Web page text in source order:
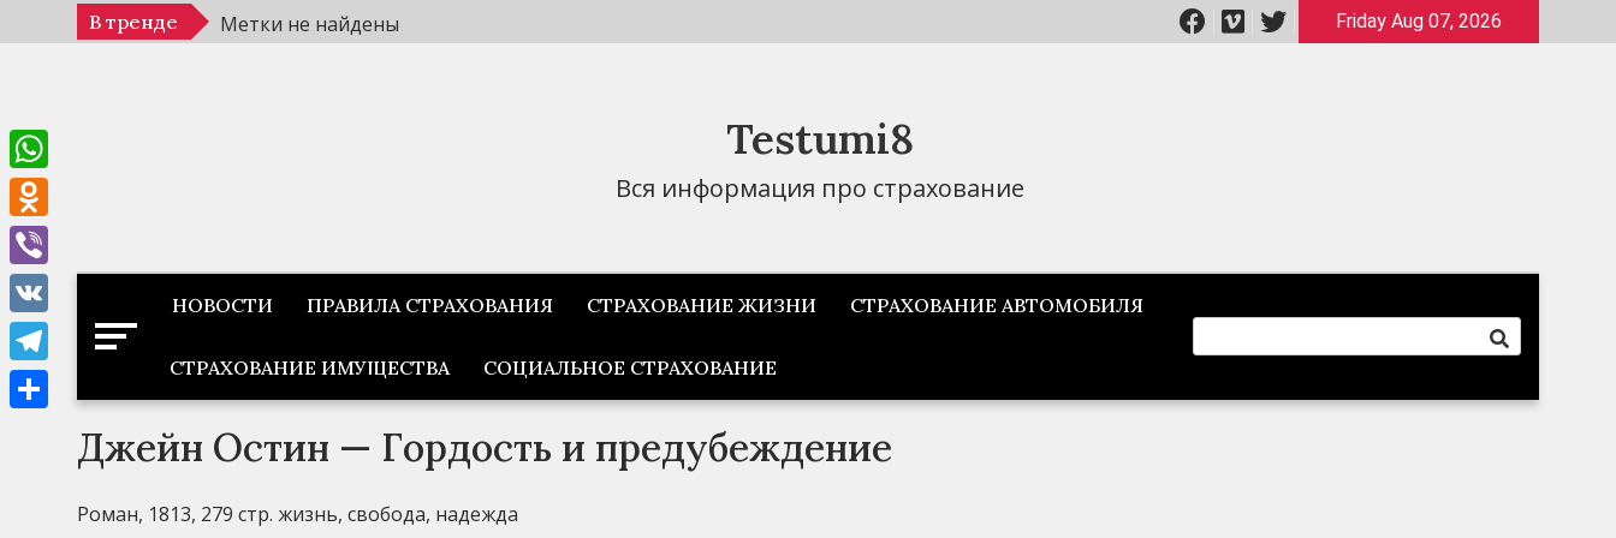
к
В тренде Метки не найдены Friday Aug 07, 2026
Testumi8
Вся информация про страхование
НОВОСТИ ПРАВИЛА СТРАХОВАНИЯ СТРАХОВАНИЕ ЖИЗНИ СТРАХОВАНИЕ АВТОМОБИЛЯ
СТРАХОВАНИЕ ИМУЩЕСТВА СОЦИАЛЬНОЕ СТРАХОВАНИЕ
Джейн Остин — Гордость и предубеждение
Роман, 1813, 279 стр. жизнь, свобода, надежда
WhatsApp
Odnoklassniki
Viber
VK
Telegram
Отправить